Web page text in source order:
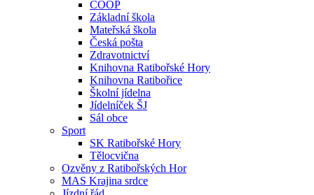
COOP
Základní škola
Mateřská škola
Česká pošta
Zdravotnictví
Knihovna Ratibořské Hory
Knihovna Ratibořice
Školní jídelna
Jídelníček ŠJ
Sál obce
Sport
SK Ratibořské Hory
Tělocvična
Ozvěny z Ratibořských Hor
MAS Krajina srdce